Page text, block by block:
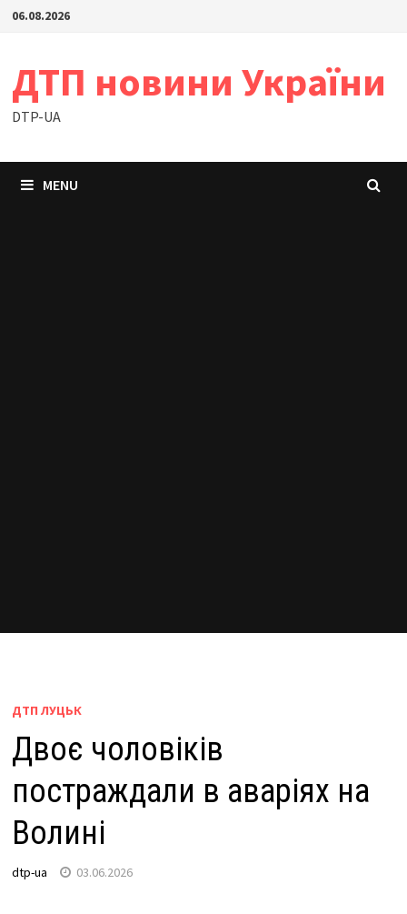
Skip06.08.2026
ДТП новини України
DTP-UA
MENU
ДТП ЛУЦЬК
Двоє чоловіків
постраждали в аваріях на
Волині
dtp-ua 03.06.2026